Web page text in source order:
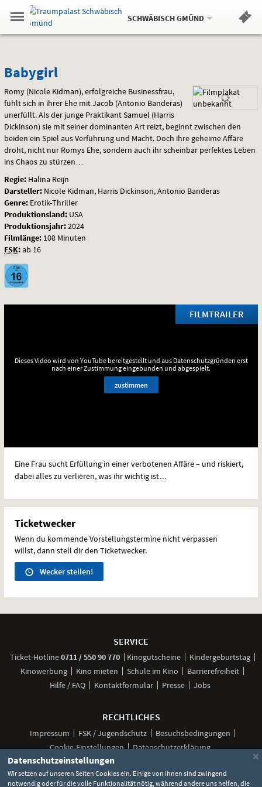
Springe
zum
,zum
.
Navigation
Menü
Gehe
zur
Standortauswahl
Standort:
SCHWÄBISCH GMÜND.
Weitere
Hinweis
Babygirl
Babygirl
Romy (Nicole Kidman), erfolgreiche Businessfrau,
fühlt sich in ihrer Ehe mit Jacob (Antonio Banderas)
unerfüllt. Als der junge Praktikant Samuel (Harris
Dickinson) sie mit seiner dominanten Art reizt, beginnt zwischen den
beiden ein Spiel aus Verführung und Macht. Doch ihre geheime Affäre
droht, nicht nur Romys Ehe, sondern auch ihr scheinbar perfektes Leben
ins Chaos zu stürzen…
Regie: Halina Reijn
Darsteller: Nicole Kidman, Harris Dickinson, Antonio Banderas
Genre: Erotik-Thriller
Produktionsland: USA
Produktionsjahr:2024
Filmlänge: 108 Minuten
FSK:ab 16
FILMTRAILER
Dieses Video wird von YouTube bereitgestellt und aus Datenschutzgründen erst
nach einer Zustimmung eingebunden und abgespielt.
zustimmen
Eine Frau sucht Erfüllung in einer verbotenen Affäre – und riskiert,
dabei alles zu verlieren, was ihr wichtig ist…
Ticketwecker
Wenn du kommende Vorstellungstermine nicht verpassen
willst, dann stell dir den Ticketwecker.
Wecker stellen!
SERVICE
Ticket-Hotline0711 / 550 90 770anrufen
Kinogutscheine
Kindergeburtstag
Kinowerbung
Kino mieten Schule im Kino
Barrierefreiheit
Hilfe / FAQ
Kontaktformular Presse Jobs
RECHTLICHES
Impressum FSK / Jugendschutz
Besuchsbedingungen
Cookie-Einstellungen
Datenschutzerklärung
×
Datenschutzeinstellungen
Wir setzen auf unseren Seiten Cookies ein. Einige von ihnen sind zwingend
notwendig oder für die volle Funktionalität nötig, während andere uns helfen, die